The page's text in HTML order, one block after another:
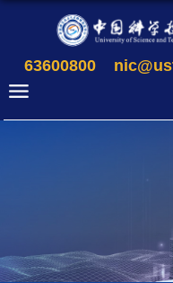
63600800